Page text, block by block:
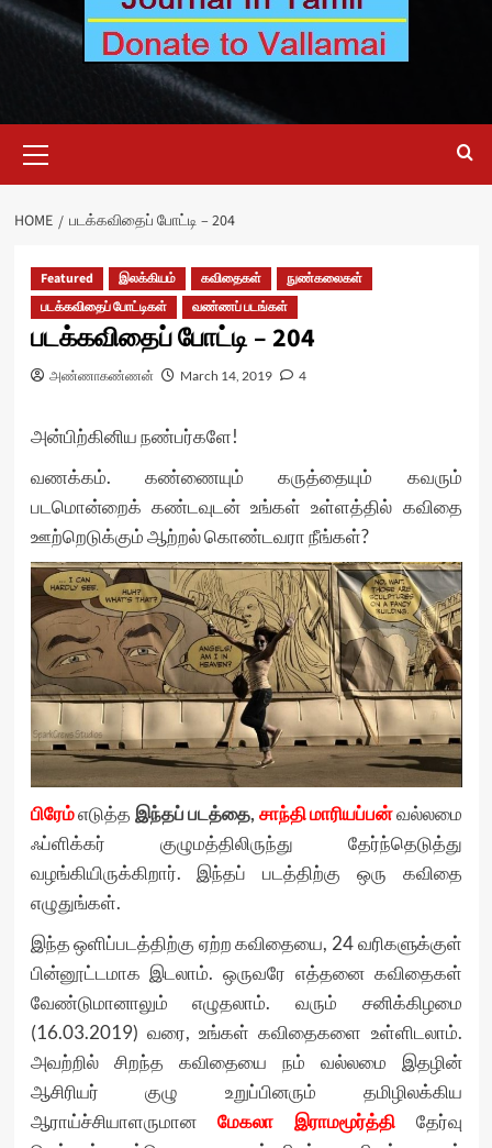
Menu
HOME படக்கவிதைப் போட்டி – 204
Featured இலக்கியம் கவிதைகள்
நுண்கலைகள்
படக்கவிதைப் போட்டிகள்
வண்ணப் படங்கள்
படக்கவிதைப் போட்டி – 204
அண்ணாகண்ணன் March 14, 2019 4
அன்பிற்கினிய நண்பர்களே!
வணக்கம். கண்ணையும் கருத்தையும் கவரும்
படமொன்றைக் கண்டவுடன் உங்கள் உள்ளத்தில் கவிதை
ஊற்றெடுக்கும் ஆற்றல் கொண்டவரா நீங்கள்?
பிரேம்எடுத்த இந்தப் படத்தை, சாந்தி மாரியப்பன்வல்லமை
ஃப்ளிக்கர் குழுமத்திலிருந்து தேர்ந்தெடுத்து
வழங்கியிருக்கிறார். இந்தப் படத்திற்கு ஒரு கவிதை
எழுதுங்கள்.
இந்த ஒளிப்படத்திற்கு ஏற்ற கவிதையை, 24 வரிகளுக்குள்
பின்னூட்டமாக இடலாம். ஒருவரே எத்தனை கவிதைகள்
வேண்டுமானாலும் எழுதலாம். வரும் சனிக்கிழமை
(16.03.2019) வரை, உங்கள் கவிதைகளை உள்ளிடலாம்.
அவற்றில் சிறந்த கவிதையை நம் வல்லமை இதழின்
ஆசிரியர் குழு உறுப்பினரும் தமிழிலக்கிய
ஆராய்ச்சியாளருமானமேகலா இராமமூர்த்திதேர்வு